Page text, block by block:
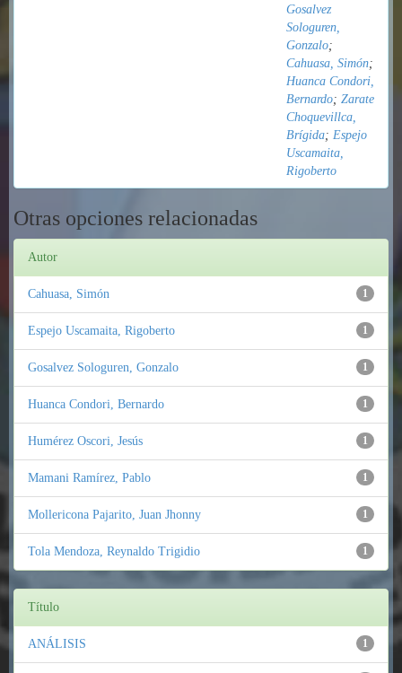
Gosalvez
Sologuren,
Gonzalo;
Cahuasa, Simón;
Huanca Condori,
Bernardo; Zarate
Choquevillca,
Brígida; Espejo
Uscamaita,
Rigoberto
Otras opciones relacionadas
Autor
1
Cahuasa, Simón
1
Espejo Uscamaita, Rigoberto
1
Gosalvez Sologuren, Gonzalo
1
Huanca Condori, Bernardo
1
Humérez Oscori, Jesús
1
Mamani Ramírez, Pablo
1
Mollericona Pajarito, Juan Jhonny
1
Tola Mendoza, Reynaldo Trigidio
Título
1
ANÁLISIS